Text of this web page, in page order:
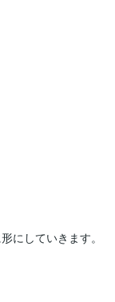
にしていきます。